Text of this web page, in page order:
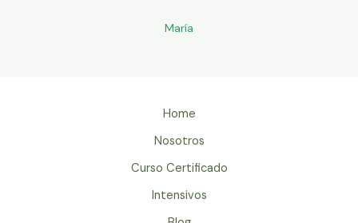
María
Home
Nosotros
Curso Certificado
Intensivos